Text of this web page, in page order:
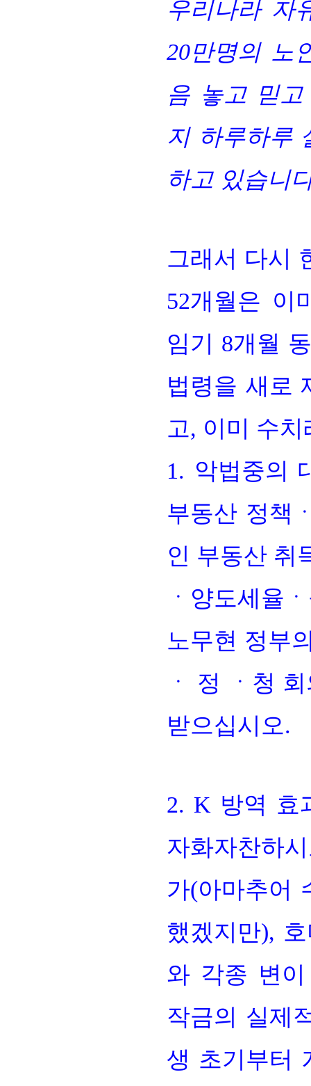
우리나라 자
20만명의
음 놓고 믿
지 하루하루
하고 있습니
그래서 다시
52개월은 이
임기 8개월
법령을 새로
고, 이미 수
1. 악법중의
부동산 정책
인 부동산 취
ㆍ양도세율
노무현 정부
ㆍ 정 ㆍ청
받으십시오.
2. K 방역 효
자화자찬하
가(아마추어
했겠지만),
와 각종 변
작금의 실제
생 초기부터